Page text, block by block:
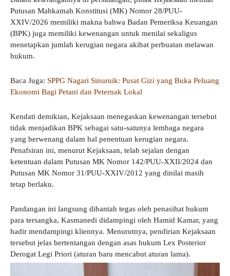
Putusan Mahkamah Konstitusi (MK) Nomor 28/PUU-
XXIV/2026 memiliki makna bahwa Badan Pemeriksa Keuangan
(BPK) juga memiliki kewenangan untuk menilai sekaligus
menetapkan jumlah kerugian negara akibat perbuatan melawan
hukum.
Baca Juga: SPPG Nagari Sinuruik: Pusat Gizi yang Buka Peluang
Ekonomi Bagi Petani dan Peternak Lokal
Kendati demikian, Kejaksaan menegaskan kewenangan tersebut
tidak menjadikan BPK sebagai satu-satunya lembaga negara
yang berwenang dalam hal penentuan kerugian negara.
Penafsiran ini, menurut Kejaksaan, telah sejalan dengan
ketentuan dalam Putusan MK Nomor 142/PUU-XXII/2024 dan
Putusan MK Nomor 31/PUU-XXIV/2012 yang dinilai masih
tetap berlaku.
Pandangan ini langsung dibantah tegas oleh penasihat hukum
para tersangka, Kasmanedi didampingi oleh Hamid Kamar, yang
hadir mendampingi kliennya. Menurutnya, pendirian Kejaksaan
tersebut jelas bertentangan dengan asas hukum Lex Posterior
Derogat Legi Priori (aturan baru mencabut aturan lama).